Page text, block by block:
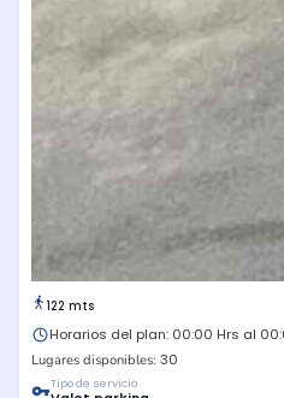
122 mts
Horarios del plan: 00:00 Hrs al
Lugares disponibles: 30
Tipo de servicio